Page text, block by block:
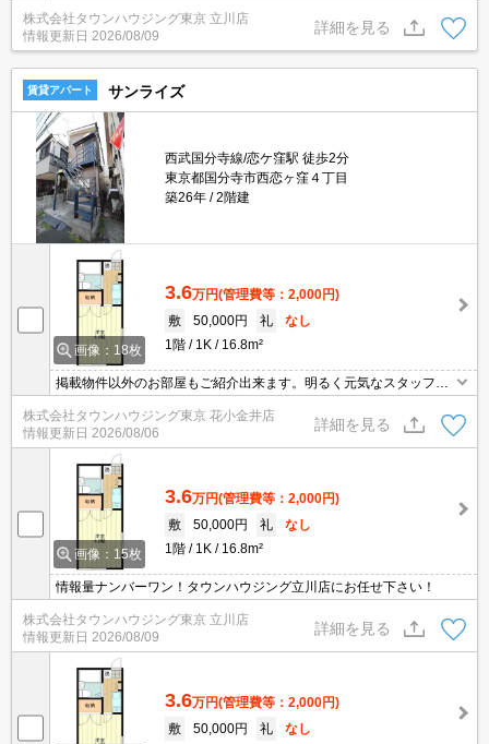
株式会社タウンハウジング東京 立川店
情報更新日 2026/08/09
詳細を見る
賃貸アパート サンライズ
西武国分寺線/恋ケ窪駅 徒歩2分
東京都国分寺市西恋ヶ窪４丁目
築26年
2階建
画像：18枚
3.6万円(管理費等：2,000円)
敷
50,000円 礼
なし
1階
1K 16.8m²
掲載物件以外のお部屋もご紹介出来ます。明るく元気なスタッフが
丁寧にご対応させていただきます。オンラインで見学・接客可能で
す！お気軽にお問い合わせ下さい☆★
株式会社タウンハウジング東京 花小金井店
情報更新日 2026/08/06
詳細を見る
画像：15枚
3.6万円(管理費等：2,000円)
敷
50,000円 礼
なし
1階
1K 16.8m²
情報量ナンバーワン！タウンハウジング立川店にお任せ下さい！
株式会社タウンハウジング東京 立川店
情報更新日 2026/08/09
詳細を見る
3.6万円(管理費等：2,000円)
敷
50,000円 礼
なし